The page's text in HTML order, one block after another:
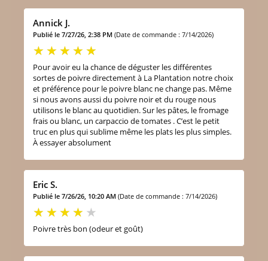
Annick J.
Publié le 7/27/26, 2:38 PM (Date de commande : 7/14/2026)
Pour avoir eu la chance de déguster les différentes
sortes de poivre directement à La Plantation notre choix
et préférence pour le poivre blanc ne change pas. Même
si nous avons aussi du poivre noir et du rouge nous
utilisons le blanc au quotidien. Sur les pâtes, le fromage
frais ou blanc, un carpaccio de tomates . C’est le petit
truc en plus qui sublime même les plats les plus simples.
À essayer absolument
Eric S.
Publié le 7/26/26, 10:20 AM (Date de commande : 7/14/2026)
Poivre très bon (odeur et goût)